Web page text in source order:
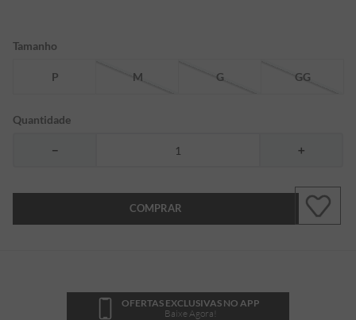
Tamanho
P M G GG
Quantidade
＋
－
COMPRAR
OFERTAS EXCLUSIVAS NO APP
Baixe Agora!